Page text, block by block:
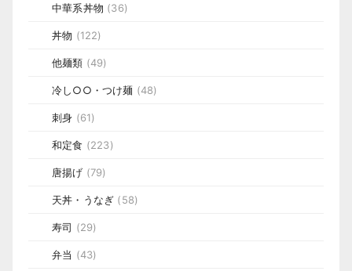
中華系丼物 (36)
丼物 (122)
他麺類 (49)
冷し○○・つけ麺 (48)
刺身 (61)
和定食 (223)
唐揚げ (79)
天丼・うなぎ (58)
寿司 (29)
弁当 (43)